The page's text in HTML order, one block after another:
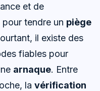
et de
pour tendre un piège
il existe des
fiables pour
arnaque. Entre
la vérification